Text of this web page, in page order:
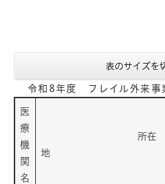
表のサイズを
令和8年度 フレイル外来
医
療
機
関
名
所在